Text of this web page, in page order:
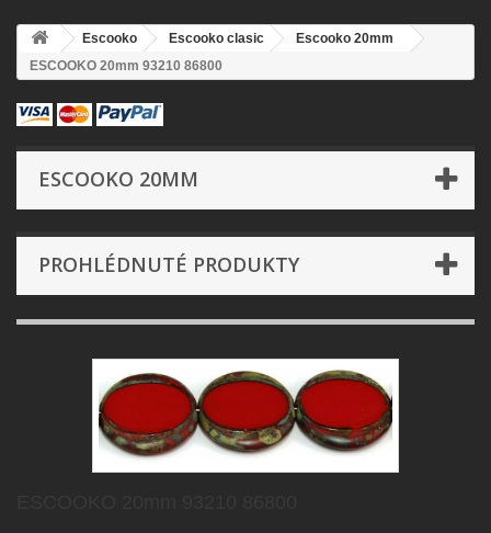
Escooko Escooko clasic
Escooko 20mm
ESCOOKO 20mm 93210 86800
ESCOOKO 20MM
PROHLÉDNUTÉ PRODUKTY